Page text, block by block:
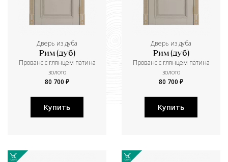
Дверь из дуба
Рим (дуб)
Прованс с глянцем патина
золото
80 700 ₽
Купить
Дверь из дуба
Рим (дуб)
Прованс с глянцем патина
золото
80 700 ₽
Купить